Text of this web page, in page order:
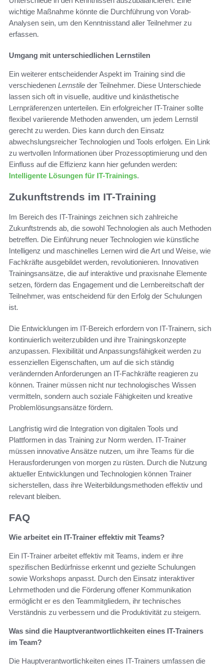
wichtige Maßnahme könnte die Durchführung von Vorab-
Analysen sein, um den Kenntnisstand aller Teilnehmer zu
erfassen.
Umgang mit unterschiedlichen Lernstilen
Ein weiterer entscheidender Aspekt im Training sind die
verschiedenen Lernstile der Teilnehmer. Diese Unterschiede
lassen sich oft in visuelle, auditive und kinästhetische
Lernpräferenzen unterteilen. Ein erfolgreicher IT-Trainer sollte
flexibel variierende Methoden anwenden, um jedem Lernstil
gerecht zu werden. Dies kann durch den Einsatz
abwechslungsreicher Technologien und Tools erfolgen. Ein Link
zu wertvollen Informationen über Prozessoptimierung und den
Einfluss auf die Effizienz kann hier gefunden werden:
Intelligente Lösungen für IT-Trainings.
Zukunftstrends im IT-Training
Im Bereich des IT-Trainings zeichnen sich zahlreiche
Zukunftstrends ab, die sowohl Technologien als auch Methoden
betreffen. Die Einführung neuer Technologien wie künstliche
Intelligenz und maschinelles Lernen wird die Art und Weise, wie
Fachkräfte ausgebildet werden, revolutionieren. Innovativen
Trainingsansätze, die auf interaktive und praxisnahe Elemente
setzen, fördern das Engagement und die Lernbereitschaft der
Teilnehmer, was entscheidend für den Erfolg der Schulungen
ist.
Die Entwicklungen im IT-Bereich erfordern von IT-Trainern, sich
kontinuierlich weiterzubilden und ihre Trainingskonzepte
anzupassen. Flexibilität und Anpassungsfähigkeit werden zu
essenziellen Eigenschaften, um auf die sich ständig
verändernden Anforderungen an IT-Fachkräfte reagieren zu
können. Trainer müssen nicht nur technologisches Wissen
vermitteln, sondern auch soziale Fähigkeiten und kreative
Problemlösungsansätze fördern.
Langfristig wird die Integration von digitalen Tools und
Plattformen in das Training zur Norm werden. IT-Trainer
müssen innovative Ansätze nutzen, um ihre Teams für die
Herausforderungen von morgen zu rüsten. Durch die Nutzung
aktueller Entwicklungen und Technologien können Trainer
sicherstellen, dass ihre Weiterbildungsmethoden effektiv und
relevant bleiben.
FAQ
Wie arbeitet ein IT-Trainer effektiv mit Teams?
Ein IT-Trainer arbeitet effektiv mit Teams, indem er ihre
spezifischen Bedürfnisse erkennt und gezielte Schulungen
sowie Workshops anpasst. Durch den Einsatz interaktiver
Lehrmethoden und die Förderung offener Kommunikation
ermöglicht er es den Teammitgliedern, ihr technisches
Verständnis zu verbessern und die Produktivität zu steigern.
Was sind die Hauptverantwortlichkeiten eines IT-Trainers
im Team?
Die Hauptverantwortlichkeiten eines IT-Trainers umfassen die